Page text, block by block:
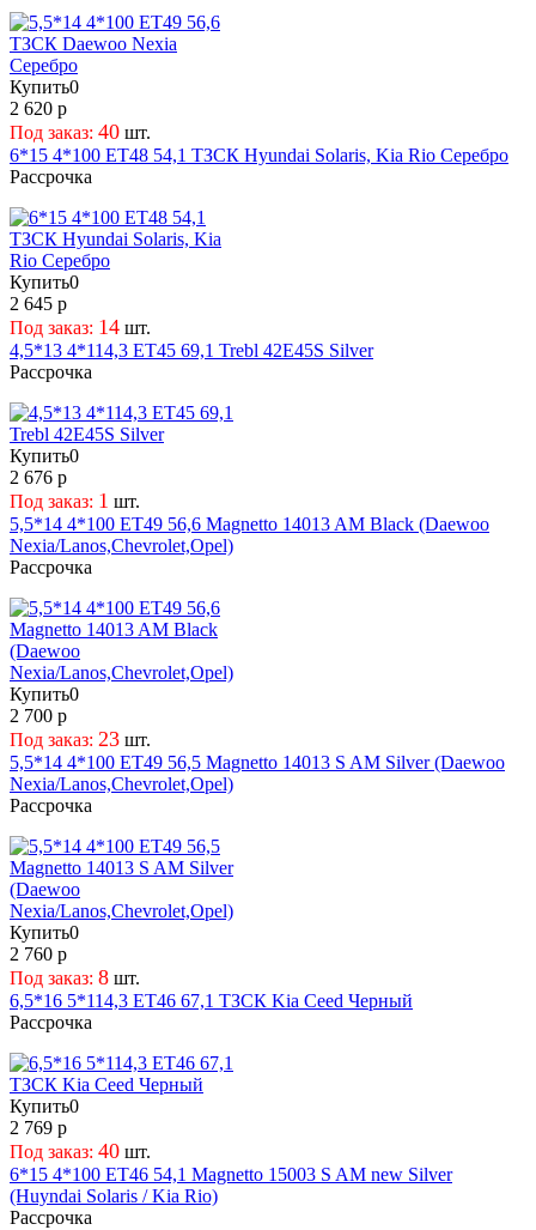
53,5
54
55
55,5
56
57
58
59
60
61
61,5
64
65
66
68
69
71
Купить0
2 620 р
Под заказ: 40 шт.
6*15 4*100 ET48 54,1 ТЗСК Hyundai Solaris, Kia Rio Серебро
Рассрочка
Купить0
2 645 р
Под заказ: 14 шт.
4,5*13 4*114,3 ET45 69,1 Trebl 42E45S Silver
Рассрочка
Купить0
2 676 р
Под заказ: 1 шт.
5,5*14 4*100 ET49 56,6 Magnetto 14013 AM Black (Daewoo
Nexia/Lanos,Chevrolet,Opel)
Рассрочка
Купить0
2 700 р
Под заказ: 23 шт.
5,5*14 4*100 ET49 56,5 Magnetto 14013 S AM Silver (Daewoo
Nexia/Lanos,Chevrolet,Opel)
Рассрочка
Купить0
2 760 р
Под заказ: 8 шт.
6,5*16 5*114,3 ET46 67,1 ТЗСК Kia Ceed Черный
Рассрочка
Купить0
2 769 р
Под заказ: 40 шт.
6*15 4*100 ET46 54,1 Magnetto 15003 S AM new Silver
(Huyndai Solaris / Kia Rio)
Рассрочка